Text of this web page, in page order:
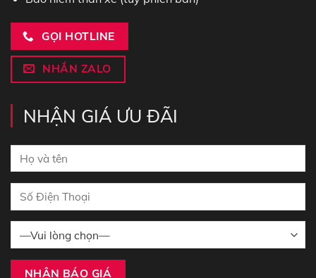
GỌI HOTLINE
NHẮN ZALO
NHẬN GIÁ ƯU ĐÃI